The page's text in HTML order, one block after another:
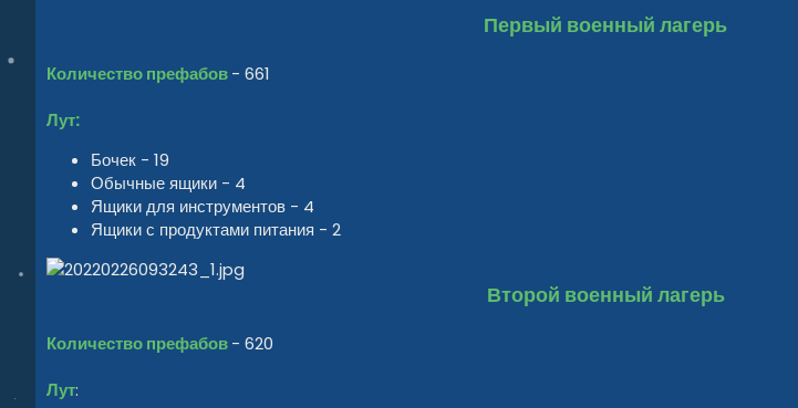
Первый военный лагерь
Количество префабов- 661
Лут:
Бочек - 19
Обычные ящики - 4
Ящики для инструментов - 4
Ящики с продуктами питания - 2
Второй военный лагерь
Количество префабов- 620
Лут: